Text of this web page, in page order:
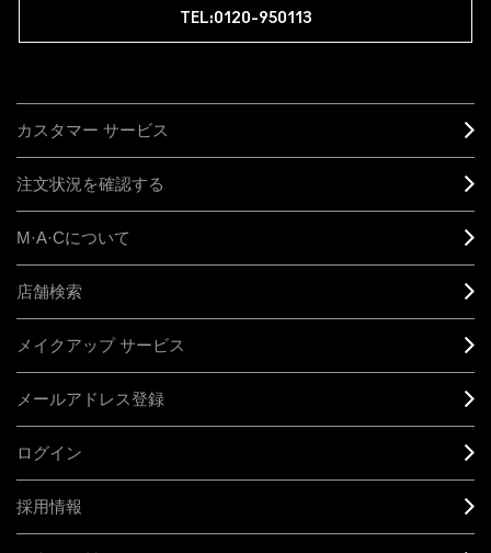
TEL:0120-950113
カスタマー サービス
注文状況を確認する
M·A·Cについて
店舗検索
メイクアップ サービス
メールアドレス登録
ログイン
採用情報